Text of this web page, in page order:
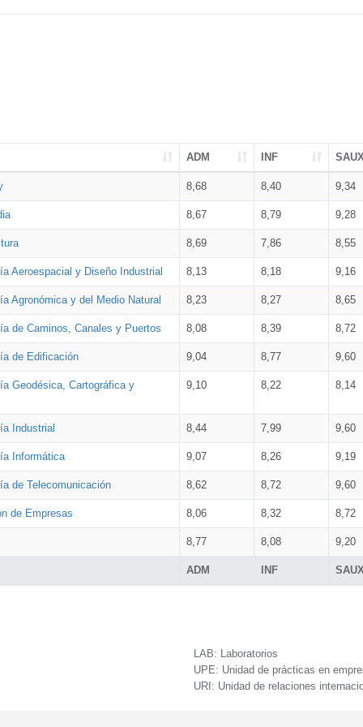
ADM INF
ADM INF
8,68 8,40 9,34
8,67 8,79 9,28
8,69 7,86 8,55
Aeroespacial y Diseño Industrial 8,13 8,18 9,16
Agronómica y del Medio Natural 8,23 8,27 8,65
de Caminos, Canales y Puertos 8,08 8,39 8,72
de Edificación 9,04 8,77 9,60
Geodésica, Cartográfica y 9,10 8,22 8,14
Industrial 8,44 7,99 9,60
Informática 9,07 8,26 9,19
de Telecomunicación 8,62 8,72 9,60
de Empresas 8,06 8,32 8,72
8,77 8,08 9,20
LAB: Laboratorios
UPE: Unidad de prácticas en
URI: Unidad de relaciones